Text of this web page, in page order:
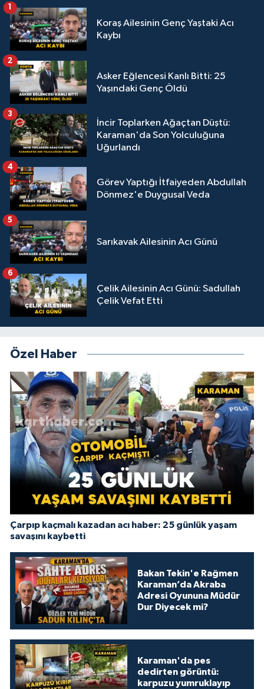
Koraş Ailesinin Genç Yaştaki Acı
Kaybı
1
Asker Eğlencesi Kanlı Bitti: 25
Yaşındaki Genç Öldü
2
İncir Toplarken Ağaçtan Düştü:
Karaman'da Son Yolculuğuna
Uğurlandı
3
Görev Yaptığı İtfaiyeden Abdullah
Dönmez'e Duygusal Veda
4
Sarıkavak Ailesinin Acı Günü
5
Çelik Ailesinin Acı Günü: Sadullah
Çelik Vefat Etti
6
Özel Haber
Çarpıp kaçmalı kazadan acı haber: 25 günlük yaşam
savaşını kaybetti
Bakan Tekin'e Rağmen
Karaman’da Akraba
Adresi Oyununa Müdür
Dur Diyecek mi?
Karaman'da pes
dedirten görüntü:
karpuzu yumruklayıp